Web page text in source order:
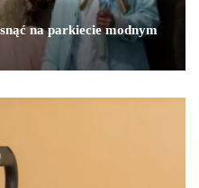
na parkiecie modnym